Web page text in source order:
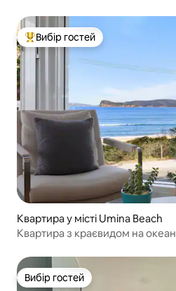
Топ вибір гостей
Вибір гостей
Квартира у місті Umina Beach
Квартира з краєвидом на океан
Вибір гостей
Вибір гостей